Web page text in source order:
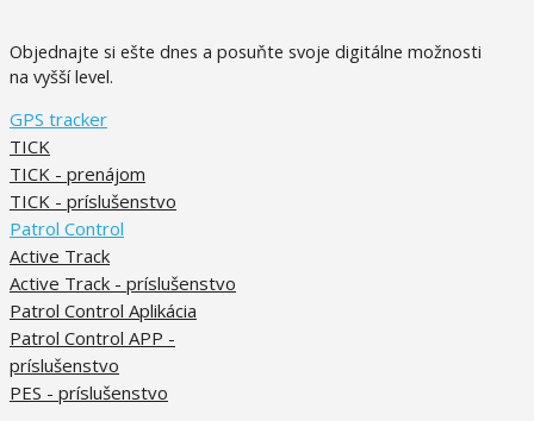
Objednajte si ešte dnes a posuňte svoje digitálne možnosti
na vyšší level.
GPS tracker
TICK
TICK - prenájom
TICK - príslušenstvo
Patrol Control
Active Track
Active Track - príslušenstvo
Patrol Control Aplikácia
Patrol Control APP -
príslušenstvo
PES - príslušenstvo